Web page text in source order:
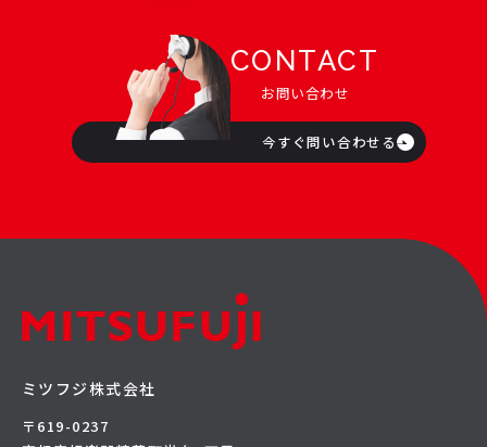
CONTACT
お問い合わせ
今すぐ問い合わせる
ミツフジ株式会社
〒619-0237